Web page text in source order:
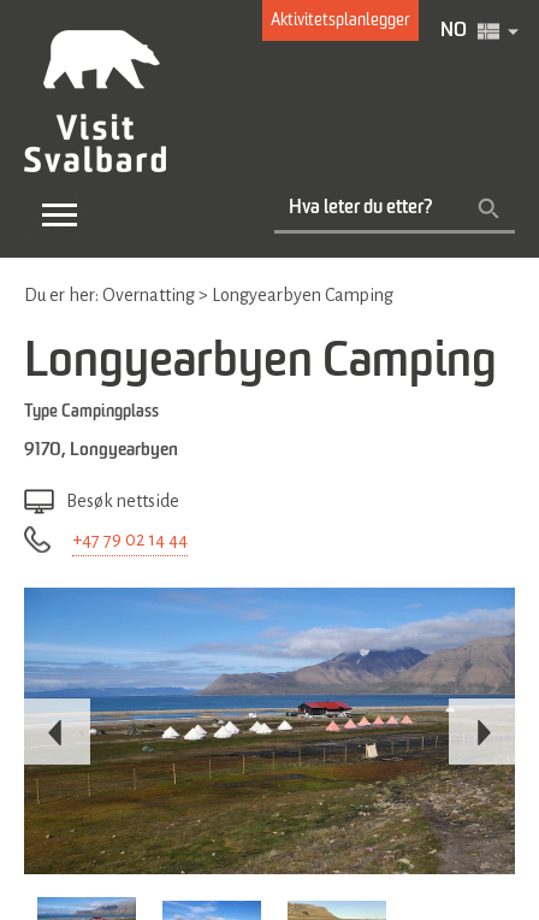
Aktivitetsplanlegger
NO
Du er her: Overnatting> Longyearbyen Camping
Longyearbyen Camping
Type Campingplass
9170, Longyearbyen
Besøk nettside
+47 79 02 14 44